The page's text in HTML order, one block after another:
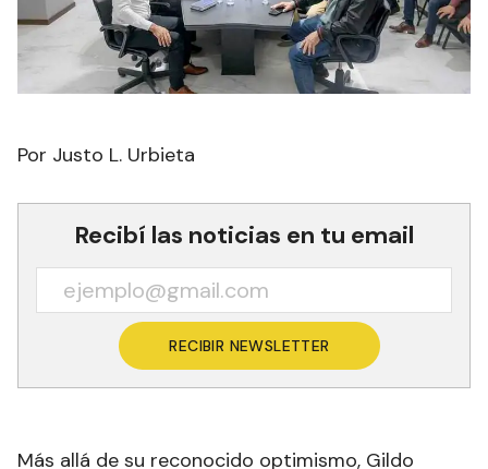
Por Justo L. Urbieta
Recibí las noticias en tu email
RECIBIR NEWSLETTER
Más allá de su reconocido optimismo, Gildo